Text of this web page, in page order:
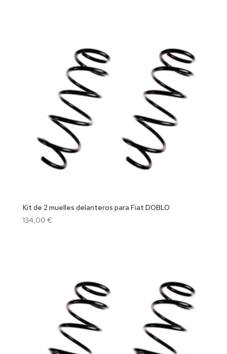
Kit de 2 muelles delanteros para Fiat DOBLO
134,00 €